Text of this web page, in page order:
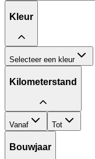
Kleur
Selecteer een kleur
Kilometerstand
Vanaf Tot
Bouwjaar